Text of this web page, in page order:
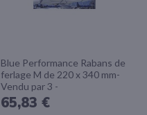
Blue Performance Rabans de
ferlage M de 220 x 340 mm-
Vendu par 3 -
65,83 €